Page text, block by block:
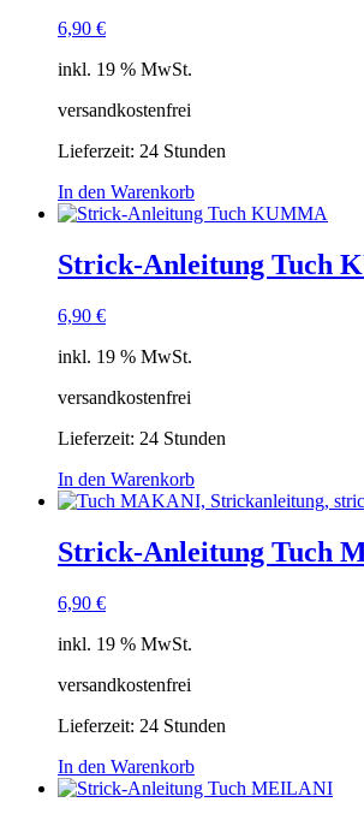
6,90 €
inkl. 19 % MwSt.
versandkostenfrei
Lieferzeit: 24 Stunden
In den Warenkorb
Strick-Anleitung Tuch
6,90 €
inkl. 19 % MwSt.
versandkostenfrei
Lieferzeit: 24 Stunden
In den Warenkorb
Strick-Anleitung Tuch
6,90 €
inkl. 19 % MwSt.
versandkostenfrei
Lieferzeit: 24 Stunden
In den Warenkorb